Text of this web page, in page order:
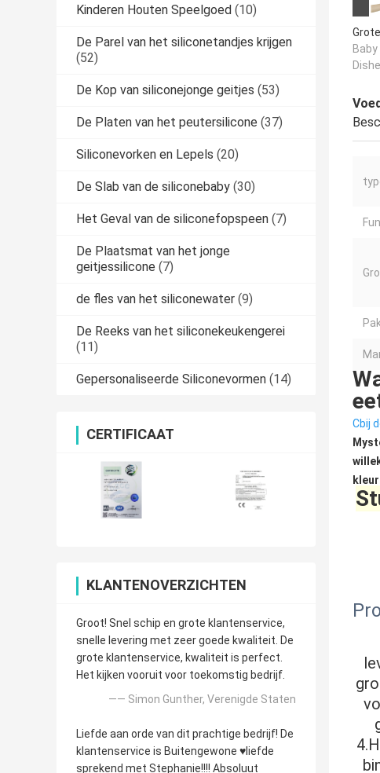
Kinderen Houten Speelgoed (10)
De Parel van het siliconetandjes krijgen
(52)
De Kop van siliconejonge geitjes (53)
De Platen van het peutersilicone (37)
Siliconevorken en Lepels (20)
De Slab van de siliconebaby (30)
Het Geval van de siliconefopspeen (7)
De Plaatsmat van het jonge
geitjessilicone (7)
de fles van het siliconewater (9)
De Reeks van het siliconekeukengerei
(11)
Gepersonaliseerde Siliconevormen (14)
CERTIFICAAT
KLANTENOVERZICHTEN
Groot! Snel schip en grote klantenservice,
snelle levering met zeer goede kwaliteit. De
grote klantenservice, kwaliteit is perfect.
Het kijken vooruit voor toekomstig bedrijf.
—— Simon Gunther, Verenigde Staten
Liefde aan orde van dit prachtige bedrijf! De
klantenservice is Buitengewone ♥️liefde
sprekend met Stephanie!!!! Absoluut
Cbij